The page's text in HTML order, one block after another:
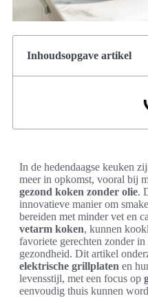
Inhoudsopgave artikel
In de hedendaagse keuken
meer in opkomst, vooral bij
gezond koken zonder olie.
innovatieve manier om
bereiden met minder vet en
vetarm koken, kunnen
favoriete gerechten zonder
gezondheid. Dit artikel
elektrische grillplaten en
levensstijl, met een focus op
eenvoudig thuis kunnen